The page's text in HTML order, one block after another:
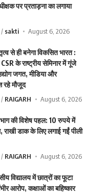
पर प्रताड़ना का लगाया
sakti August 6, 2026
से ही बनेगा विकसित भारत :
CSR के राष्ट्रीय सेमिनार में गूंजे
जगत, मीडिया और
रहे मौजूद
RAIGARH August 6, 2026
की विशेष पहल: 10 रुपये में
राखी डाक के लिए लगाई गईं पीली
RAIGARH August 6, 2026
विद्यालय में छात्रों का फूटा
आरोप, कक्षाओं का बहिष्कार